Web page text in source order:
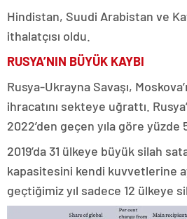
Hindistan, Suudi Arabistan ve
ithalatçısı oldu.
RUSYA’NIN BÜYÜK KAYBI
Rusya-Ukrayna Savaşı,
ihracatını sekteye uğrattı.
2022’den geçen yıla göre yüzde
2019’da 31 ülkeye büyük silah
kapasitesini kendi kuvvetlerine
geçtiğimiz yıl sadece 12 ülkeye